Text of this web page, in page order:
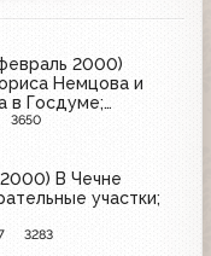
2000)
Немцова и
в Госдуме;
Госдуме
3650
В Чечне
участки;
3283